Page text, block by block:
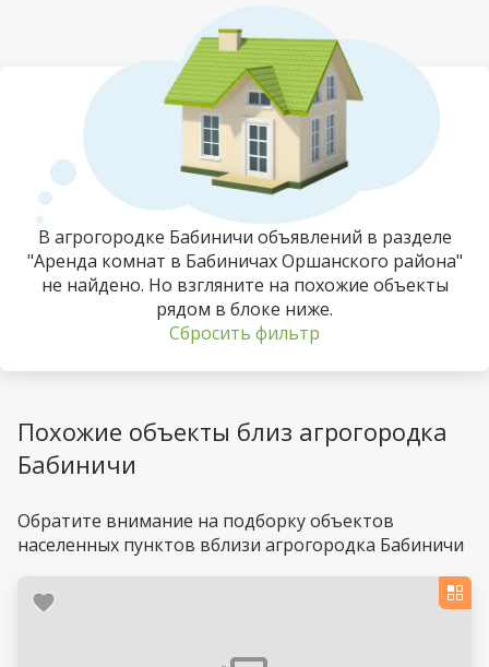
В агрогородке Бабиничи объявлений в разделе
"Аренда комнат в Бабиничах Оршанского района"
не найдено. Но взгляните на похожие объекты
рядом в блоке ниже.
Сбросить фильтр
Похожие объекты близ агрогородка
Бабиничи
Обратите внимание на подборку объектов
населенных пунктов вблизи агрогородка Бабиничи